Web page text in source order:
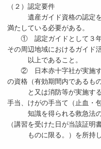
（２）認定要件
遺産ガイド資格の認定を
満たしている必要がある。
① 認定ガイドとして３年
その周辺地域におけるガイド
以上であること。
② 日本赤十字社が実施す
の資格（有効期間内であるも
と又は消防等が実施する
手当、けがの手当て（止血・
知識を得られる救急法の
（講習を受けた日が当該証明
ものに限る。）を所持し